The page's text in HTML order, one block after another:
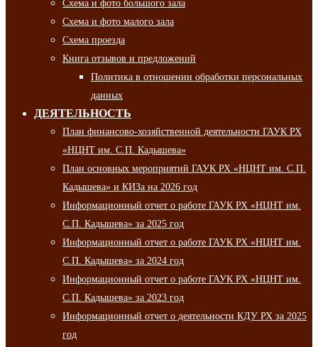
Схема и фото большого зала
Схема и фото малого зала
Схема проезда
Книга отзывов и предложений
Политика в отношении обработки персональных
данных
ДЕЯТЕЛЬНОСТЬ
План финансово-хозяйственной деятельности ГАУК РХ
«НЦНТ им. С.П. Кадышева»
План основных мероприятий ГАУК РХ «НЦНТ им. С.П.
Кадышева» и КИЗа на 2026 год
Информационный отчет о работе ГАУК РХ «НЦНТ им.
С.П. Кадышева» за 2025 год
Информационный отчет о работе ГАУК РХ «НЦНТ им.
С.П. Кадышева» за 2024 год
Информационный отчет о работе ГАУК РХ «НЦНТ им.
С.П. Кадышева» за 2023 год
Информационный отчет о деятельности КДУ РХ за 2025
год